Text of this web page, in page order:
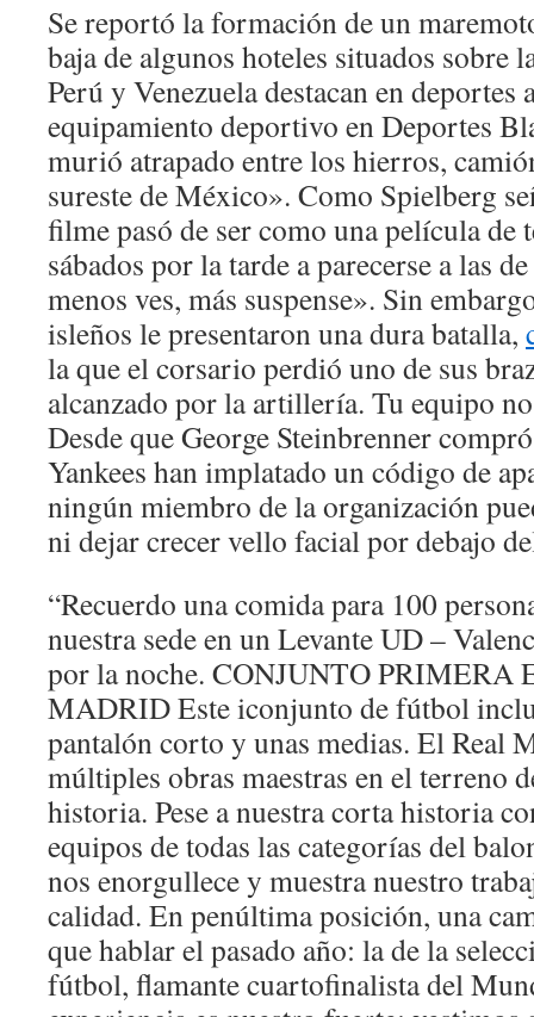
Se reportó la formación de un
baja de algunos hoteles situados sobre
Perú y Venezuela destacan en deportes
equipamiento deportivo en Deportes
murió atrapado entre los hierros,
sureste de México». Como Spielberg
filme pasó de ser como una película de
sábados por la tarde a parecerse a las
menos ves, más suspense». Sin
isleños le presentaron una dura batalla,
la que el corsario perdió uno de sus
alcanzado por la artillería. Tu equipo
Desde que George Steinbrenner
Yankees han implatado un código de
ningún miembro de la organización
ni dejar crecer vello facial por debajo
“Recuerdo una comida para 100
nuestra sede en un Levante UD –
por la noche. CONJUNTO PRIMERA
MADRID Este iconjunto de fútbol
pantalón corto y unas medias. El Real
múltiples obras maestras en el terreno
historia. Pese a nuestra corta historia
equipos de todas las categorías del
nos enorgullece y muestra nuestro
calidad. En penúltima posición, una
que hablar el pasado año: la de la
fútbol, flamante cuartofinalista del